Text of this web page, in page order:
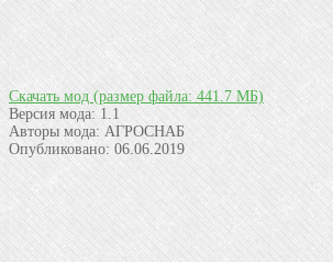
Скачать мод (размер файла: 441.7 МБ)
Версия мода: 1.1
Авторы мода: АГРОСНАБ
Опубликовано: 06.06.2019